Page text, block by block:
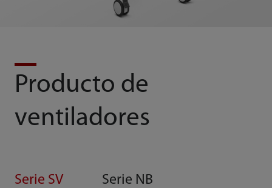
Producto de
ventiladores
Serie SV Serie NB